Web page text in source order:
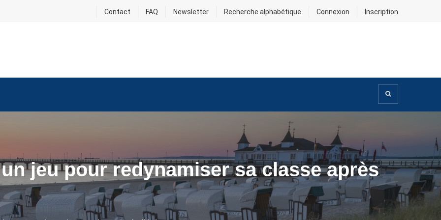
Contact FAQ Newsletter Recherche alphabétique Connexion Inscription
jeu pour redynamiser sa classe après